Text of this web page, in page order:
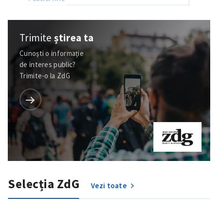
Trimite o informație
Despre ZdG
in English
на русском
Trimiteștirea ta
Cunoști o informație
de interes public?
Trimite-o la ZdG
Selecția ZdG Vezi toate